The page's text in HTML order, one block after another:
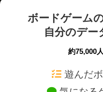
ボードゲーム
自分のデー
約75,000人
遊んだ